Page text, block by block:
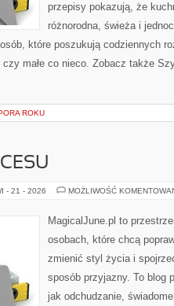
przepisy pokazują, że
różnorodna, świeża i
które poszukują codziennych
małe co nieco. Zobacz także
ROKU
- 21 - 2026 MOŻLIWOŚĆ
MagicalJune.pl to
osobach, które chcą
zmienić styl życia i
sposób przyjazny. To blog
jak odchudzanie,